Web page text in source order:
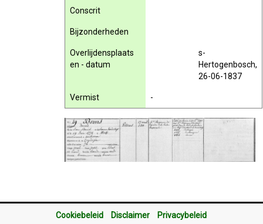
Conscrit
Bijzonderheden
Overlijdensplaats
en - datum
s-
Hertogenbosch,
26-06-1837
Vermist -
Cookiebeleid Disclaimer Privacybeleid